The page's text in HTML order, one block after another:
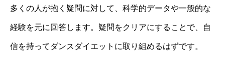
多くの人が抱く疑問に対して、科学的データや一般的な
経験を元に回答します。疑問をクリアにすることで、自
信を持ってダンスダイエットに取り組めるはずです。